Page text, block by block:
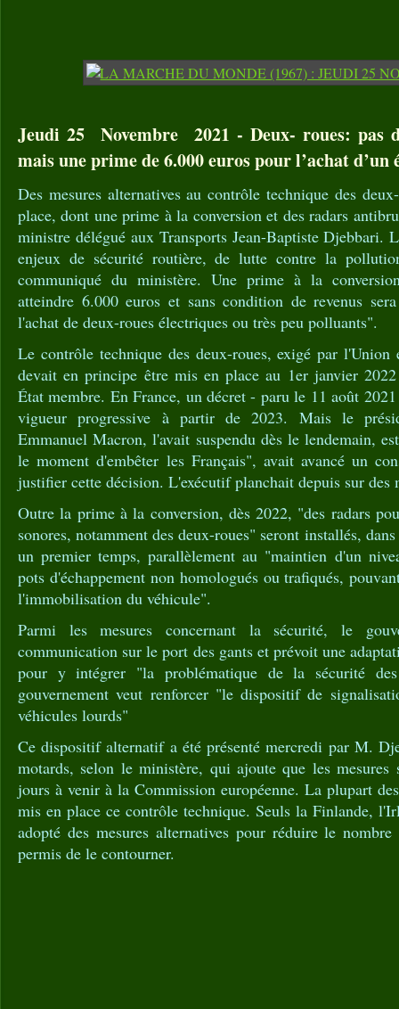
Jeudi 25 Novembre 2021 - Deux- roues: pas
mais une prime de 6.000 euros pour l’achat
Des mesures alternatives au contrôle technique des
place, dont une prime à la conversion et des radars
ministre délégué aux Transports Jean-Baptiste Djebbari.
enjeux de sécurité routière, de lutte contre la
communiqué du ministère. Une prime à la
atteindre 6.000 euros et sans condition de revenus
l'achat de deux-roues électriques ou très peu polluants".
Le contrôle technique des deux-roues, exigé par l'Union
devait en principe être mis en place au 1er janvier
État membre. En France, un décret - paru le 11 août
vigueur progressive à partir de 2023. Mais le
Emmanuel Macron, l'avait suspendu dès le lendemain,
le moment d'embêter les Français", avait avancé un
justifier cette décision. L'exécutif planchait depuis sur des
Outre la prime à la conversion, dès 2022, "des radars
sonores, notamment des deux-roues" seront installés,
un premier temps, parallèlement au "maintien d'un
pots d'échappement non homologués ou trafiqués,
l'immobilisation du véhicule".
Parmi les mesures concernant la sécurité, le
communication sur le port des gants et prévoit une
pour y intégrer "la problématique de la sécurité
gouvernement veut renforcer "le dispositif de
véhicules lourds"
Ce dispositif alternatif a été présenté mercredi par M.
motards, selon le ministère, qui ajoute que les mesures
jours à venir à la Commission européenne. La plupart
mis en place ce contrôle technique. Seuls la Finlande,
adopté des mesures alternatives pour réduire le
permis de le contourner.